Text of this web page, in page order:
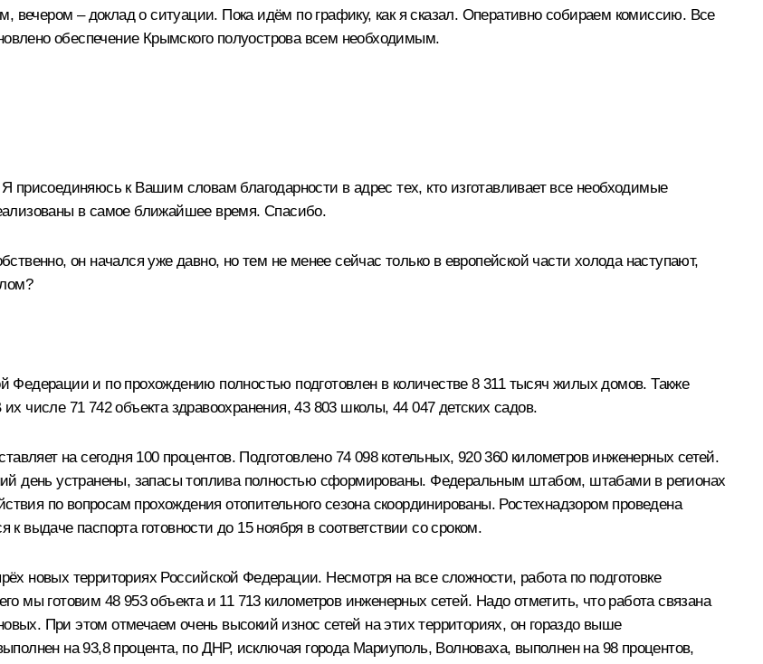
– доклад о ситуации. Пока идём по графику, как я сказал. Оперативно собираем комиссию. Все
обеспечение Крымского полуострова всем необходимым.
присоединяюсь к Вашим словам благодарности в адрес тех, кто изготавливает все необходимые
в самое ближайшее время. Спасибо.
он начался уже давно, но тем не менее сейчас только в европейской части холода наступают,
Федерации и по прохождению полностью подготовлен в количестве 8 311 тысяч жилых домов. Также
числе 71 742 объекта здравоохранения, 43 803 школы, 44 047 детских садов.
на сегодня 100 процентов. Подготовлено 74 098 котельных, 920 360 километров инженерных сетей.
день устранены, запасы топлива полностью сформированы. Федеральным штабом, штабами в регионах
по вопросам прохождения отопительного сезона скоординированы. Ростехнадзором проведена
выдаче паспорта готовности до 15 ноября в соответствии со сроком.
новых территориях Российской Федерации. Несмотря на все сложности, работа по подготовке
мы готовим 48 953 объекта и 11 713 километров инженерных сетей. Надо отметить, что работа связана
При этом отмечаем очень высокий износ сетей на этих территориях, он гораздо выше
на 93,8 процента, по ДНР, исключая города Мариуполь, Волноваха, выполнен на 98 процентов,